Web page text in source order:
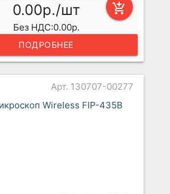
add_shopping_cart
0.00р./шт
Без НДС:0.00р.
ПОДРОБНЕЕ
Арт. 130707-00277